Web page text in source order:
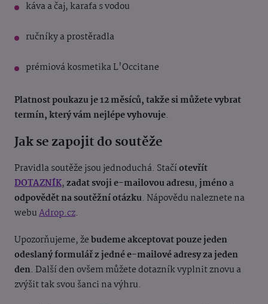
káva a čaj, karafa s vodou
ručníky a prostěradla
prémiová kosmetika L'Occitane
Platnost poukazu je 12 měsíců, takže si můžete vybrat
termín, který vám nejlépe vyhovuje.
Jak se zapojit do soutěže
Pravidla soutěže jsou jednoduchá. Stačíotevřít
DOTAZNÍK,zadat svoji e-mailovou adresu, jméno a
odpovědět na soutěžní otázku. Nápovědu naleznete na
webuAdrop.cz.
Upozorňujeme, žebudeme akceptovat pouze jeden
odeslaný formulář z jedné e-mailové adresy za jeden
den. Další den ovšem můžete dotazník vyplnit znovu a
zvýšit tak svou šanci na výhru.